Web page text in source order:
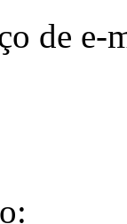
de e-